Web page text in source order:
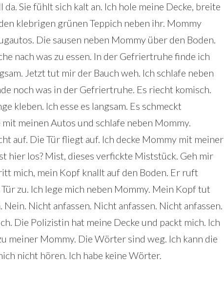
Sie fühlt sich kalt an. Ich hole meine Decke, breite
klebrigen grünen Teppich neben ihr. Mommy
Die sausen neben Mommy über den Boden.
nach was zu essen. In der Gefriertruhe finde ich
Jetzt tut mir der Bauch weh. Ich schlafe neben
noch was in der Gefriertruhe. Es riecht komisch.
kleben. Ich esse es langsam. Es schmeckt
meinen Autos und schlafe neben Mommy.
auf. Die Tür fliegt auf. Ich decke Mommy mit meiner
hier los? Mist, dieses verfickte Miststück. Geh mir
mich, mein Kopf knallt auf den Boden. Er ruft
zu. Ich lege mich neben Mommy. Mein Kopf tut
Nicht anfassen. Nicht anfassen. Nicht anfassen.
Die Polizistin hat meine Decke und packt mich. Ich
meiner Mommy. Die Wörter sind weg. Ich kann die
nicht hören. Ich habe keine Wörter.